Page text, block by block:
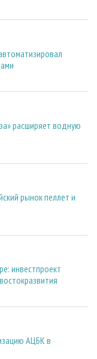
расширяет водную
рынок пеллет и
инвестпроект
АЦБК в